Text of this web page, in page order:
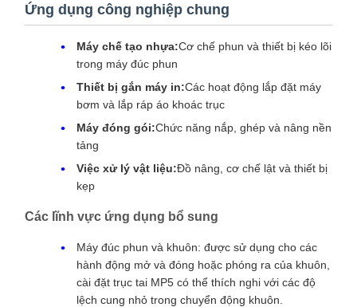
Ứng dụng công nghiệp chung
Máy chế tạo nhựa:Cơ chế phun và thiết bị kéo lõi
trong máy đúc phun
Thiết bị gắn máy in:Các hoạt động lắp đặt máy
bơm và lắp ráp áo khoác trục
Máy đóng gói:Chức năng nắp, ghép và nâng nền
tảng
Việc xử lý vật liệu:Đồ nâng, cơ chế lật và thiết bị
kẹp
Các lĩnh vực ứng dụng bổ sung
Máy đúc phun và khuôn: được sử dụng cho các
hành động mở và đóng hoặc phóng ra của khuôn,
cài đặt trục tai MP5 có thể thích nghi với các độ
lệch cung nhỏ trong chuyển động khuôn.